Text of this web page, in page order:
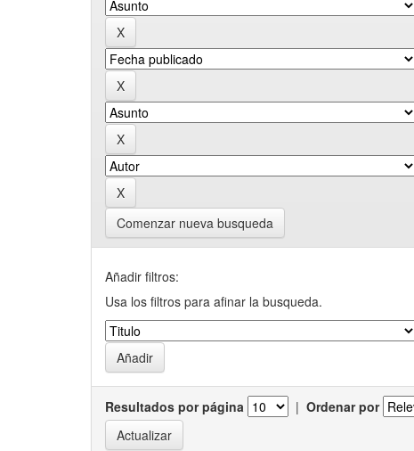
Comenzar nueva busqueda
Añadir filtros:
Usa los filtros para afinar la busqueda.
Resultados por página | Ordenar por